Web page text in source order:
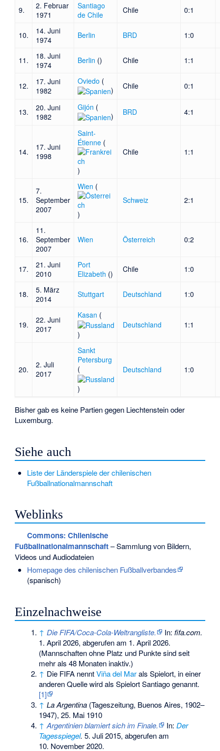
9.
2. Februar
1971
Santiago
de Chile
Chile 0:1
10.
14. Juni
1974
Berlin BRD 1:0
11.
18. Juni
1974
Berlin () Chile 1:1
12.
17. Juni
1982
Oviedo (
)
Chile 0:1
13.
20. Juni
1982
Gijón (
)
BRD 4:1
14.
17. Juni
1998
Saint-
Étienne (
)
Chile 1:1
15.
7.
September
2007
Wien (
)
Schweiz 2:1
16.
11.
September
2007
Wien Österreich 0:2
17.
21. Juni
2010
Port
Elizabeth () Chile 1:0
18.
5. März
2014
Stuttgart Deutschland 1:0
19.
22. Juni
2017
Kasan (
)
Deutschland 1:1
20.
2. Juli
2017
Sankt
Petersburg
(
)
Deutschland 1:0
Bisher gab es keine Partien gegen Liechtenstein oder
Luxemburg.
Siehe auch
Liste der Länderspiele der chilenischen
Fußballnationalmannschaft
Weblinks
Commons: Chilenische
Fußballnationalmannschaft– Sammlung von Bildern,
Videos und Audiodateien
Homepage des chilenischen Fußballverbandes
(spanisch)
Einzelnachweise
↑ Die FIFA/Coca-Cola-Weltrangliste. In:fifa.com.
1. April 2026, abgerufen am 1. April 2026.
(Mannschaften ohne Platz und Punkte sind seit
mehr als 48 Monaten inaktiv.)
↑ Die FIFA nenntViña del Marals Spielort, in einer
anderen Quelle wird als Spielort Santiago genannt.
[1]
↑ La Argentina (Tageszeitung, Buenos Aires, 1902–
1947), 25. Mai 1910
↑ Argentinien blamiert sich im Finale. In:Der
Tagesspiegel. 5. Juli 2015, abgerufen am
10. November 2020.